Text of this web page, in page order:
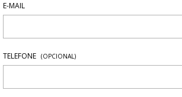
E-MAIL
TELEFONE (OPCIONAL)